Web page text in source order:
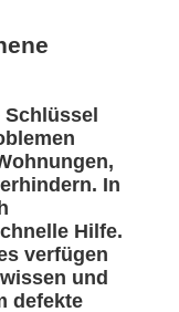
In
Hilfe.
verfügen
und
defekte